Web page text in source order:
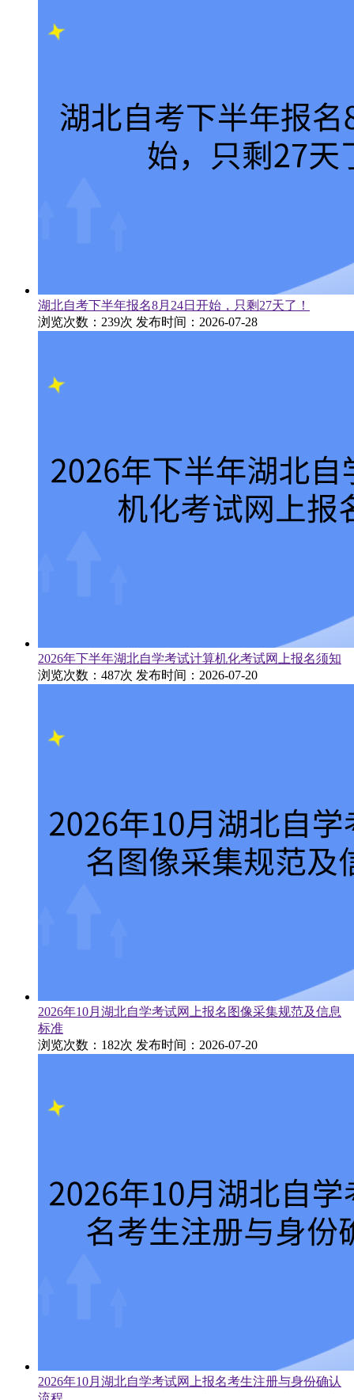
湖北自考下半年报名8月24日开始，只剩27天了！
浏览次数：239次 发布时间：2026-07-28
2026年下半年湖北自学考试计算机化考试网上报名须知
浏览次数：487次 发布时间：2026-07-20
2026年10月湖北自学考试网上报名图像采集规范及信息
标准
浏览次数：182次 发布时间：2026-07-20
2026年10月湖北自学考试网上报名考生注册与身份确认